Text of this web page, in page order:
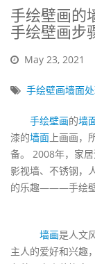
手绘壁画的
手绘壁画步
May 23, 2021
手绘壁画墙面
手绘壁画的墙
漆的墙面 上画画，
备。 2008年，家
影视墙、不锈钢，
的乐趣———手绘
墙画是人文
主人的爱好和兴趣